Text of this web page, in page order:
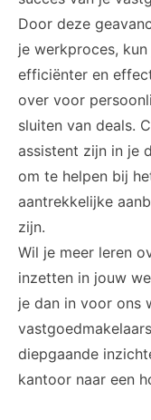
Door deze
je werkproces,
efficiënter en
over voor
sluiten van deals.
assistent zijn in je
om te helpen bij
aantrekkelijke
zijn.
Wil je meer leren
inzetten in jouw
je dan in voor ons
diepgaande
kantoor naar een